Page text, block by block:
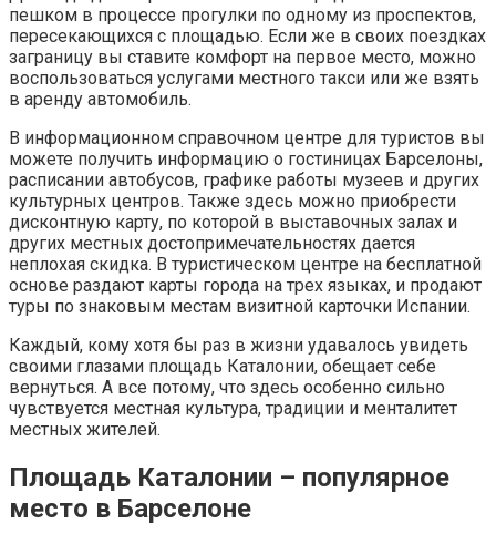
пешком в процессе прогулки по одному из проспектов,
пересекающихся с площадью. Если же в своих поездках
заграницу вы ставите комфорт на первое место, можно
воспользоваться услугами местного такси или же взять
в аренду автомобиль.
В информационном справочном центре для туристов вы
можете получить информацию о гостиницах Барселоны,
расписании автобусов, графике работы музеев и других
культурных центров. Также здесь можно приобрести
дисконтную карту, по которой в выставочных залах и
других местных достопримечательностях дается
неплохая скидка. В туристическом центре на бесплатной
основе раздают карты города на трех языках, и продают
туры по знаковым местам визитной карточки Испании.
Каждый, кому хотя бы раз в жизни удавалось увидеть
своими глазами площадь Каталонии, обещает себе
вернуться. А все потому, что здесь особенно сильно
чувствуется местная культура, традиции и менталитет
местных жителей.
Площадь Каталонии – популярное
место в Барселоне